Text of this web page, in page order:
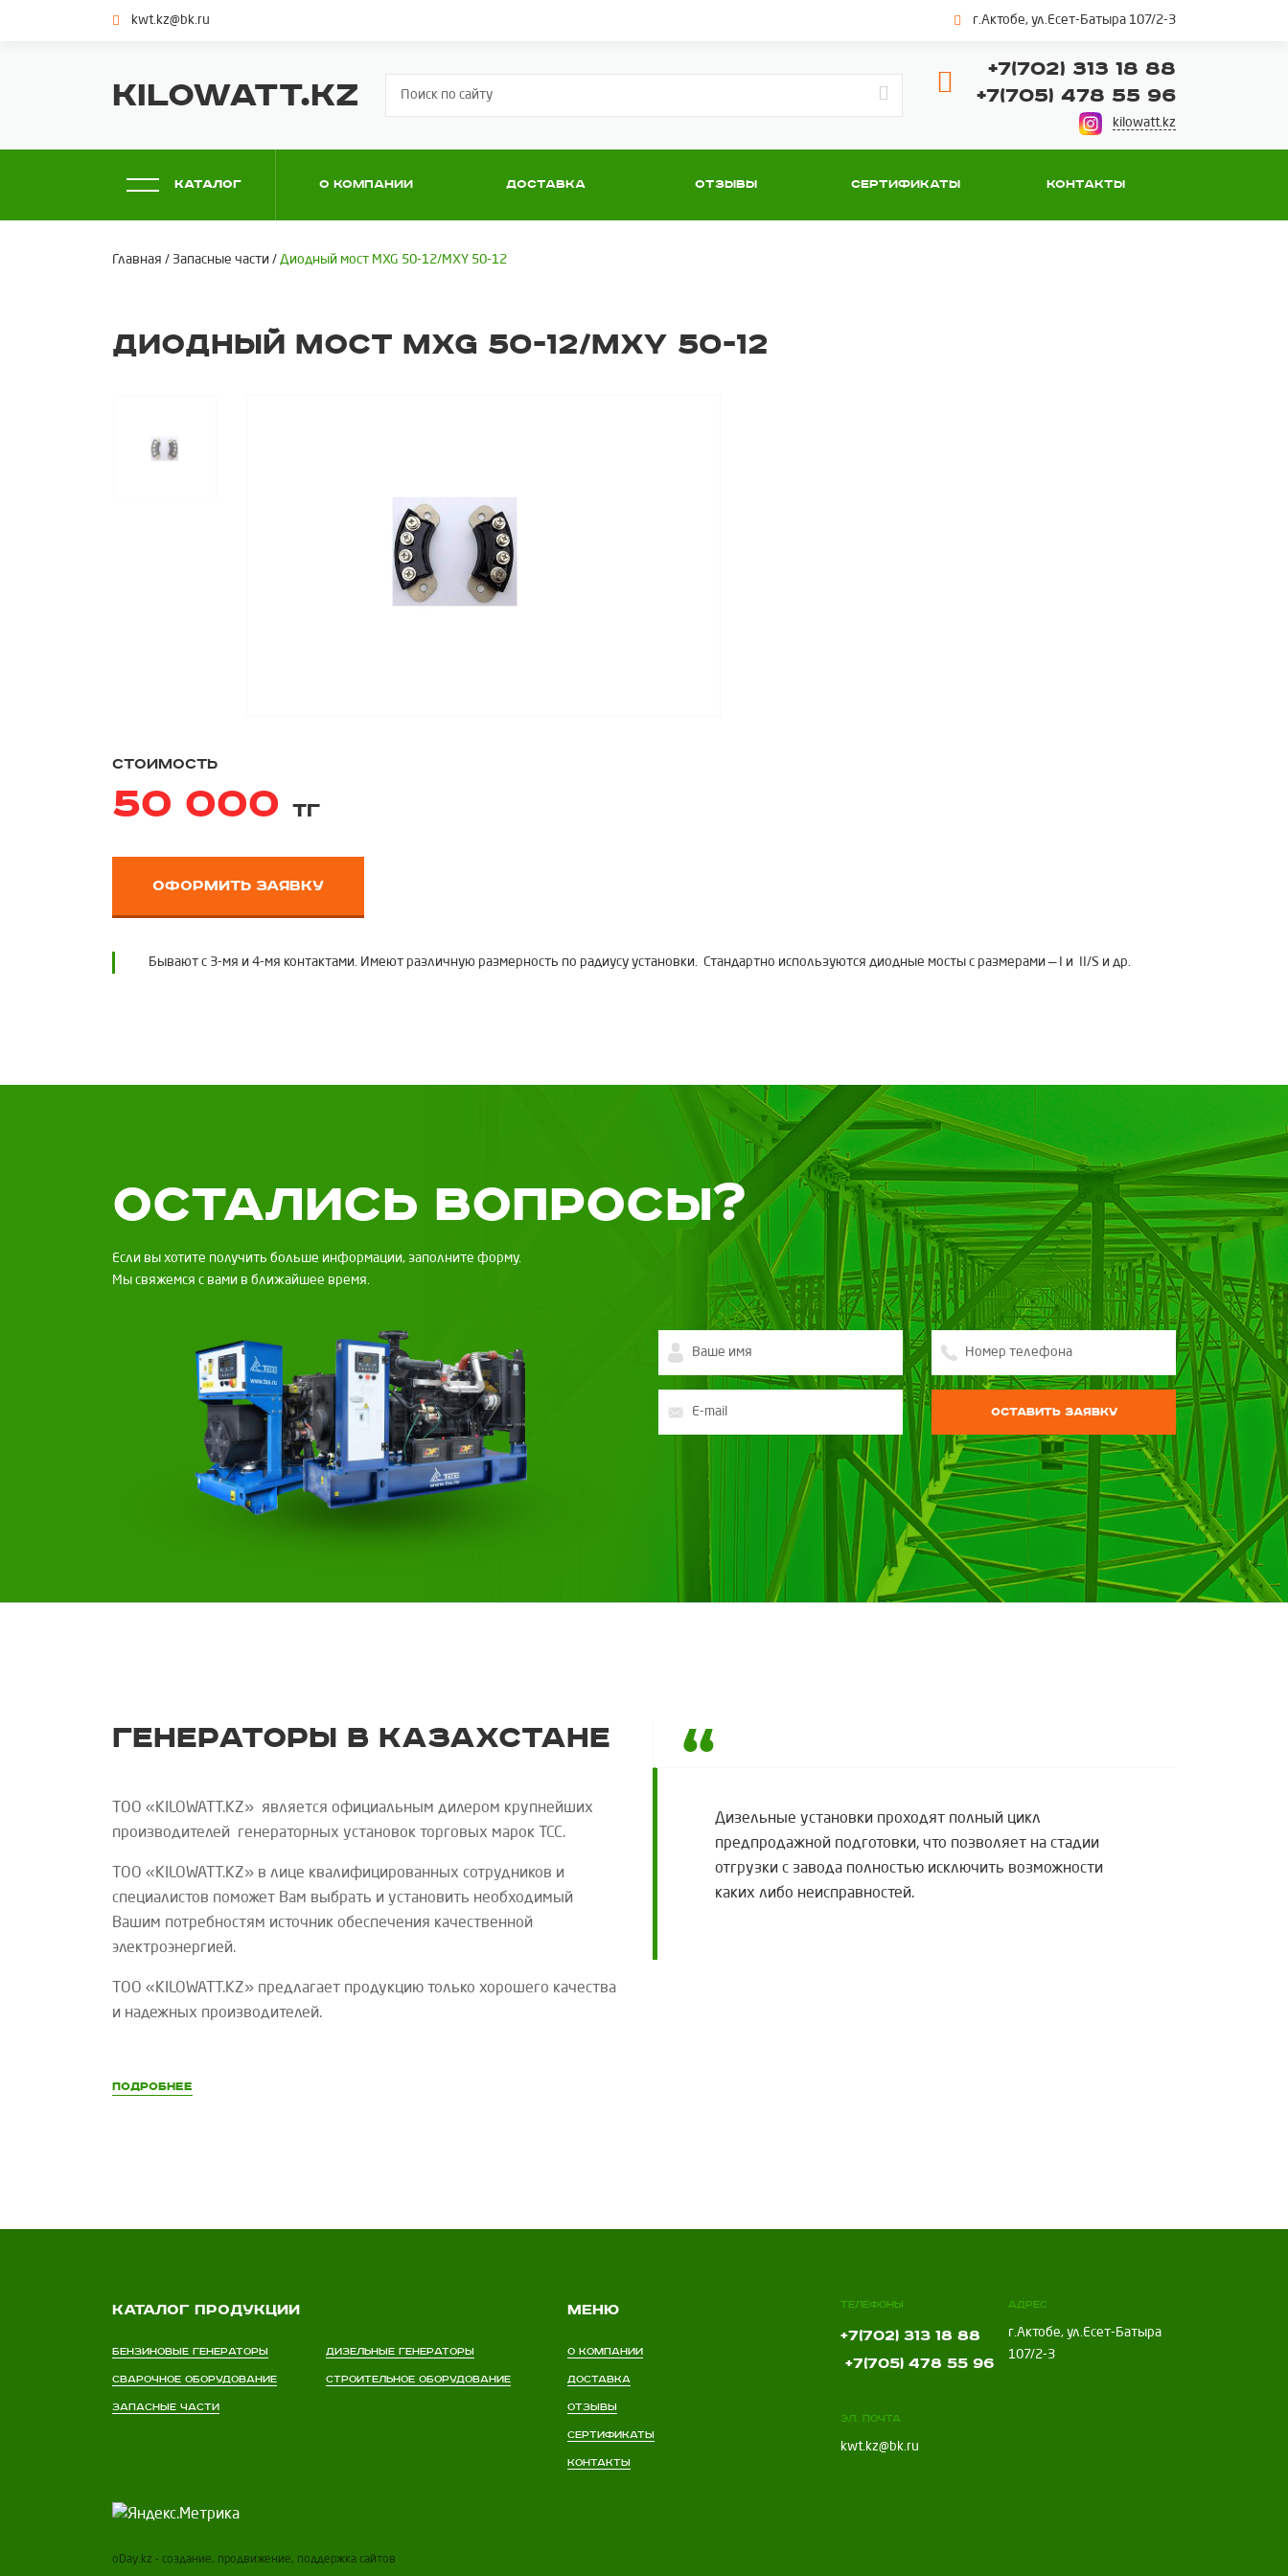
kwt.kz@bk.ru г.Актобе, ул.Есет-Батыра 107/2-3
KILOWATT.KZ
+7(702) 313 18 88
+7(705) 478 55 96
kilowatt.kz
Каталог О компании Доставка Отзывы Сертификаты Контакты
Главная / Запасные части / Диодный мост MXG 50-12/MXY 50-12
Диодный мост MXG 50-12/MXY 50-12
стоимость
50 000 тг
оформить заявку
Бывают с 3-мя и 4-мя контактами. Имеют различную размерность по радиусу установки. Стандартно используются диодные мосты с размерами — I и II/S и др.
Остались вопросы?
Если вы хотите получить больше информации, заполните форму.
Мы свяжемся с вами в ближайшее время.
Оставить заявку
Генераторы в Казахстане
ТОО «KILOWATT .KZ» является официальным дилером крупнейших
производителей генераторных установок торговых марок
ТСС.
ТОО «KILOWATT .KZ» в лице квалифицированных сотрудников и
специалистов поможет Вам выбрать и установить необходимый
Вашим потребностям источник обеспечения качественной
электроэнергией.
ТОО «KILOWATT .KZ» предлагает продукцию только хорошего качества
и надежных производителей.
Подробнее
Дизельные установки проходят полный цикл
предпродажной подготовки, что позволяет на стадии
отгрузки с завода полностью исключить возможности
каких либо неисправностей.
Каталог продукции
Бензиновые генераторы Дизельные генераторы
Сварочное оборудование Строительное оборудование
Запасные части
Меню
О компании
Доставка
Отзывы
Сертификаты
Контакты
Телефоны
+7(702) 313 18 88
+7(705) 478 55 96
Адрес
г.Актобе, ул.Есет-Батыра
107/2-3
Эл. почта
kwt.kz@bk.ru
o Day.kz - создание, продвижение, поддержка сайтов